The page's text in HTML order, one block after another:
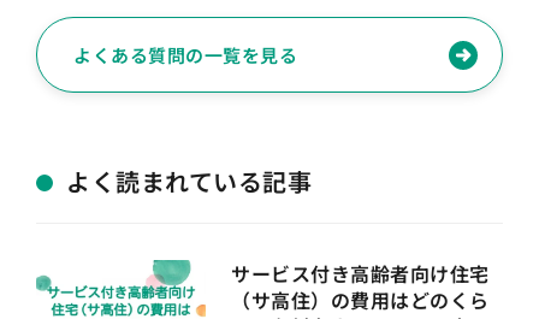
よくある質問の一覧を見る
よく読まれている記事
サービス付き高齢者向け住宅
（サ高住）の費用はどのくら